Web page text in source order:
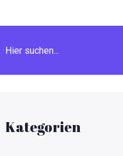
Kategorien